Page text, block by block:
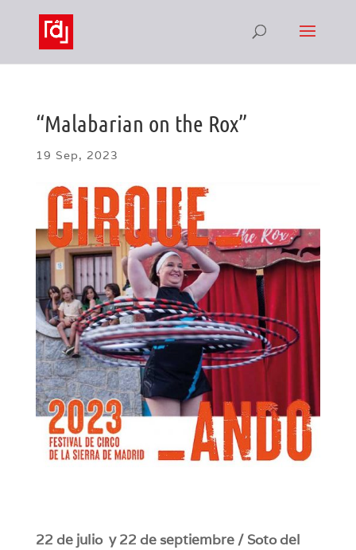
“Malabarian on the Rox”
19 Sep, 2023
22 de julio y 22 de septiembre / Soto del